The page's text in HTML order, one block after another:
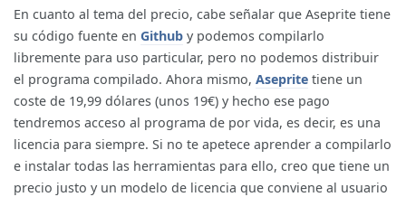
En cuanto al tema del precio, cabe señalar que Aseprite tiene
su código fuente en Github y podemos compilarlo
libremente para uso particular, pero no podemos distribuir
el programa compilado. Ahora mismo, Aseprite tiene un
coste de 19,99 dólares (unos 19€) y hecho ese pago
tendremos acceso al programa de por vida, es decir, es una
licencia para siempre. Si no te apetece aprender a compilarlo
e instalar todas las herramientas para ello, creo que tiene un
precio justo y un modelo de licencia que conviene al usuario